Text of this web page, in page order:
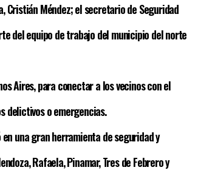
Méndez; el secretario de Seguridad
del equipo de trabajo del municipio del norte
Aires, para conectar a los vecinos con el
delictivos o emergencias.
una gran herramienta de seguridad y
Rafaela, Pinamar, Tres de Febrero y